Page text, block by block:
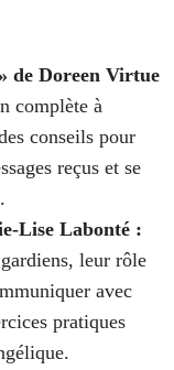
de Doreen Virtue
complète à
conseils pour
reçus et se
Lise Labonté :
leur rôle
avec
pratiques